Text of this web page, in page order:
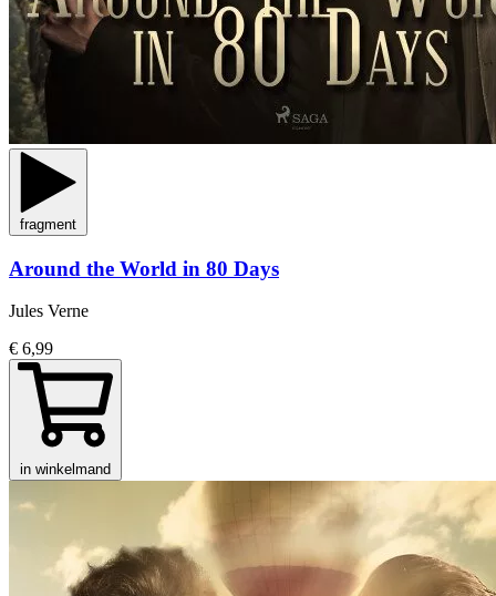
fragment
Around the World in 80 Days
Jules Verne
€ 6,99
in winkelmand